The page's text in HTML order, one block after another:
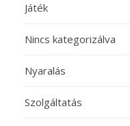
Játék
Nincs kategorizálva
Nyaralás
Szolgáltatás